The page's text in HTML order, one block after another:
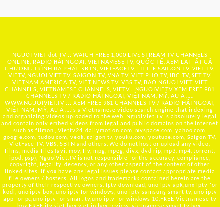
NGUOI VIET dot TV :: WATCH FREE 1,000 LIVE STREAM TV CHANNELS
ONLINE, RADIO HẢI NGOẠI, VIETNAMESE TV, QUỐC TẾ, XEM LẠI TẤT CẢ
CHƯƠNG TRÌNH ĐÃ PHÁT: SBTN, VIETFACETV, LITTLE SAIGON TV, VIET TV,
VIETV, NGUOI VIET TV, SAIGON TV, VNA TV, VIET PHO TV, IBC TV, SET TV,
VIETNAM AMERICA TV, VIET NEWS TV, VBS TV, BAO NGUOI VIET, VIET
CHANNELS, VIETNAMESE CHANNELS, VIETV,... NGUOIVIE.TV XEM FREE 981
CHANNELS TV / RADIO HẢI NGOẠI, VIỆT NAM, MỸ, ÂU Á …..
WWW.NGUOIVIET.TV ::: XEM FREE 981 CHANNELS TV / RADIO HẢI NGOẠI,
VIỆT NAM, MỸ, ÂU Á ….is a Vietnamese video search engine that indexing
and organizing videos uploaded to the web. NguoiViet.TV is absolutely legal
and contain only embed videos from legal and public domains on the Internet
such as filmon , Viettv24, dailymotion.com, myspace.com, yahoo.com,
google.com, tudou.com, veoh, saigon tv, youku.com, youtube.com, Saigon TV,
VietFace TV, VBS, SBTN and others. We do not host or upload any video,
films, media files (avi, mov, flv, mpg, mpeg, divx, dvd rip, mp3, mp4, torrent,
ipod, psp), NguoiViet.TV is not responsible for the accuracy, compliance,
copyright, legality, decency, or any other aspect of the content of other
linked sites. If you have any legal issues please contact appropriate media
file owners / hosters. All logos and trademarks contained herein are the
property of their respective owners. iptv download, uno iptv apk,uno iptv for
kodi, uno iptv box, uno iptv for windows, uno iptv samsung smart tv, uno iptv
app for pc,uno iptv for smart tv,uno iptv for windows 10,FREE Vietnamese tv
box,FREE itv viet box,viet ip box review, vietnamese smart tv box,